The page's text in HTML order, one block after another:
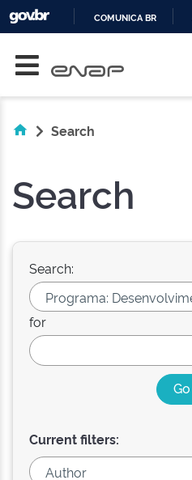
COMUNICA BR
Search
Search
Search:
for
Current filters: